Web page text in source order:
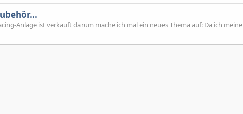
Anlage ist verkauft darum mache ich mal ein neues Thema auf: Da ich meine